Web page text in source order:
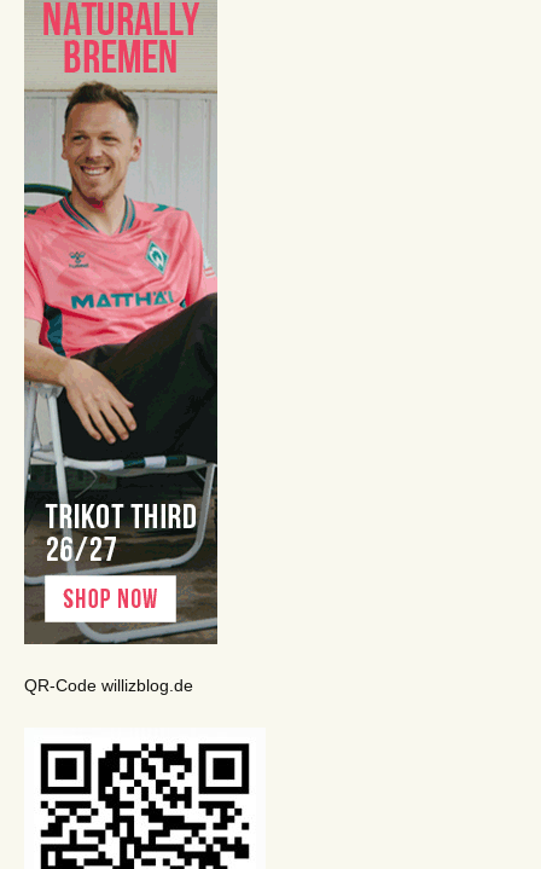
QR-Code willizblog.de